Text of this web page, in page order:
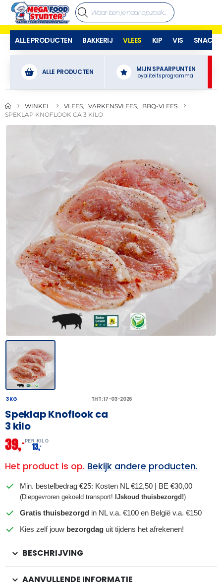
ALLE PRODUCTEN BAKKERIJ VLEES KIP VIS SNACKS
ALLE PRODUCTEN MIJN SPAARPUNTEN
loyaliteitsprogramma
WINKEL VLEES VARKENSVLEES
BBQ-VLEES
SPEKLAP KNOFLOOK CA 3 KILO
3 KG THT: 17-03-2026
Speklap Knoflook ca
3 kilo
39,– PER KILO
13,–
Het product is op. Bekijk andere producten.
Min. bestelbedrag €25: Kosten NL €12,50 | BE €30,00
(Diepgevroren gekoeld transport! IJskoud thuisbezorgd!)
Gratis thuisbezorgd in NL v.a. €100 en België v.a. €150
Kies zelf jouw bezorgdag uit tijdens het afrekenen!
BESCHRIJVING
AANVULLENDE INFORMATIE